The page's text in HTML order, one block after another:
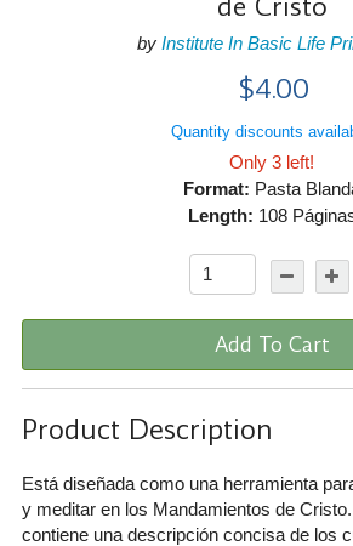
by Institute In Basic Life
$4.00
Quantity discounts
Only 3 left!
Format: Pasta
Length: 108
Add To Cart
Product Description
Está diseñada como una herramienta
y meditar en los Mandamientos de
contiene una descripción concisa de los